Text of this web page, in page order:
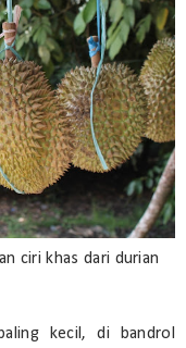
ciri khas dari durian
kecil, di bandrol